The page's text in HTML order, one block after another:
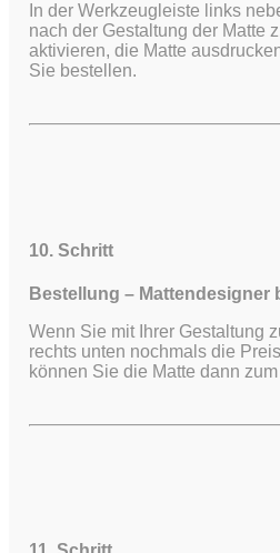
In der Werkzeugleiste links
nach der Gestaltung der Matte
aktivieren, die Matte
Sie bestellen.
10. Schritt
Bestellung – Mattendesigner
Wenn Sie mit Ihrer Gestaltung
rechts unten nochmals die
können Sie die Matte dann